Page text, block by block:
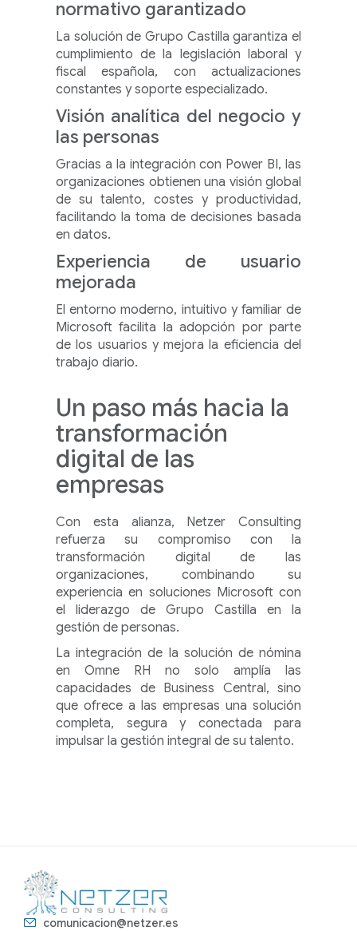
normativo garantizado
La solución de Grupo Castilla garantiza el
cumplimiento de la legislación laboral y
fiscal española, con actualizaciones
constantes y soporte especializado.
Visión analítica del negocio y
las personas
Gracias a la integración con Power BI, las
organizaciones obtienen una visión global
de su talento, costes y productividad,
facilitando la toma de decisiones basada
en datos.
Experiencia de usuario
mejorada
El entorno moderno, intuitivo y familiar de
Microsoft facilita la adopción por parte
de los usuarios y mejora la eficiencia del
trabajo diario.
Un paso más hacia la
transformación
digital de las
empresas
Con esta alianza, Netzer Consulting
refuerza su compromiso con la
transformación digital de las
organizaciones, combinando su
experiencia en soluciones Microsoft con
el liderazgo de Grupo Castilla en la
gestión de personas.
La integración de la solución de nómina
en Omne RH no solo amplía las
capacidades de Business Central, sino
que ofrece a las empresas una solución
completa, segura y conectada para
impulsar la gestión integral de su talento.
comunicacion@netzer.es